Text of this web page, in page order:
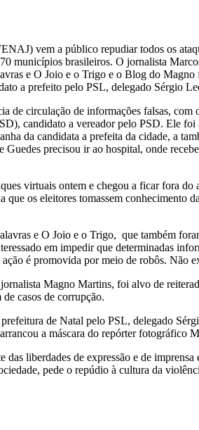
vem a público repudiar todos os
municípios brasileiros. O jornalista
e O Joio e o Trigo e o Blog do
a prefeito pelo PSL, delegado Sérgio
de circulação de informações falsas,
candidato a vereador pelo PSD. Ele
da candidata a prefeita da cidade, a
Guedes precisou ir ao hospital, onde
virtuais ontem e chegou a ficar fora
que os eleitores tomassem conhecimento
e O Joio e o Trigo, que também
em impedir que determinadas
é promovida por meio de robôs. Não
Magno Martins, foi alvo de
casos de corrupção.
de Natal pelo PSL, delegado
a máscara do repórter fotográfico
liberdades de expressão e de
pede o repúdio à cultura da